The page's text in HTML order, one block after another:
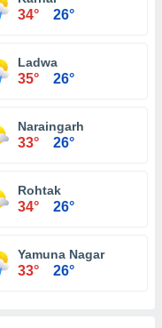
34° 26°
Ladwa
35° 26°
Naraingarh
33° 26°
Rohtak
34° 26°
Yamuna Nagar
33° 26°